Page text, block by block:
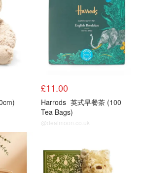
£11.00
Harrods 英式早餐茶 (100
Tea Bags)
@dealmoon.co.uk